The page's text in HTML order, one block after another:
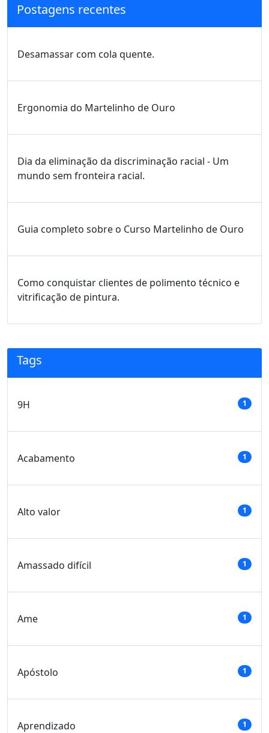
Postagens recentes
Desamassar com cola quente.
Ergonomia do Martelinho de Ouro
Dia da eliminação da discriminação racial - Um
mundo sem fronteira racial.
Guia completo sobre o Curso Martelinho de Ouro
Como conquistar clientes de polimento técnico e
vitrificação de pintura.
Tags
9H 1
Acabamento 1
Alto valor 1
Amassado difícil 1
Ame 1
Apóstolo 1
Aprendizado 1